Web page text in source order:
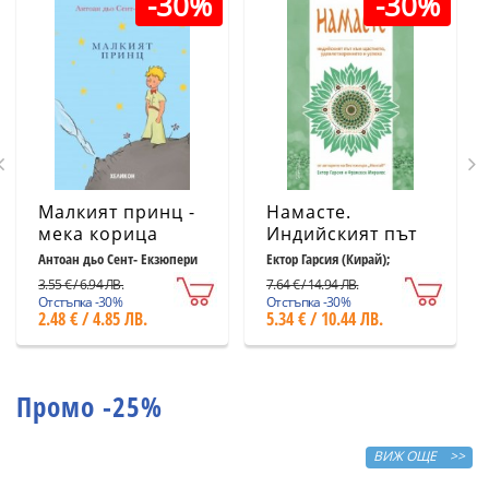
Малкият принц -
мека корица
светлосиня
Антоан дьо Сент- Екзюпери
3.55 € / 6.94 ЛВ.
Отстъпка -30%
2.48 € / 4.85 ЛВ.
Намасте.
Индийският път
към щастието,
удовлетворението
и успеха
Ектор Гарсия (Кирай);
7.64 € / 14.94 ЛВ.
Отстъпка -30%
5.34 € / 10.44 ЛВ.
Промо -25%
ВИЖ ОЩЕ >>